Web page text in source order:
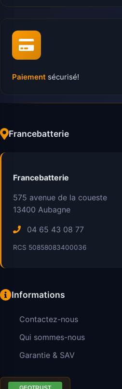
Paiement sécurisé!
Francebatterie
Francebatterie
575 avenue de la coueste
13400 Aubagne
04 65 43 08 77
RCS 50858083400036
Informations
Contactez-nous
Qui sommes-nous
Garantie & SAV